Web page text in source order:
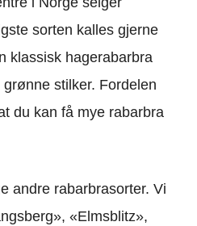
sorten kalles gjerne
klassisk hagerabarbra
stilker. Fordelen
du kan få mye rabarbra
andre rabarbrasorter. Vi
«Elmsblitz»,